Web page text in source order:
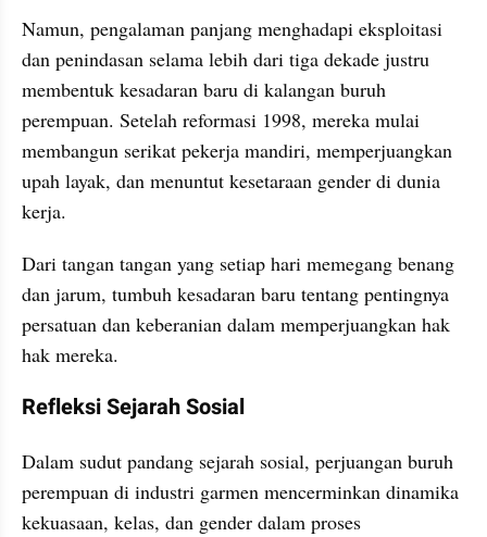
Namun, pengalaman panjang menghadapi eksploitasi
dan penindasan selama lebih dari tiga dekade justru
membentuk kesadaran baru di kalangan buruh
perempuan. Setelah reformasi 1998, mereka mulai
membangun serikat pekerja mandiri, memperjuangkan
upah layak, dan menuntut kesetaraan gender di dunia
kerja.
Dari tangan tangan yang setiap hari memegang benang
dan jarum, tumbuh kesadaran baru tentang pentingnya
persatuan dan keberanian dalam memperjuangkan hak
hak mereka.
Refleksi Sejarah Sosial
Dalam sudut pandang sejarah sosial, perjuangan buruh
perempuan di industri garmen mencerminkan dinamika
kekuasaan, kelas, dan gender dalam proses